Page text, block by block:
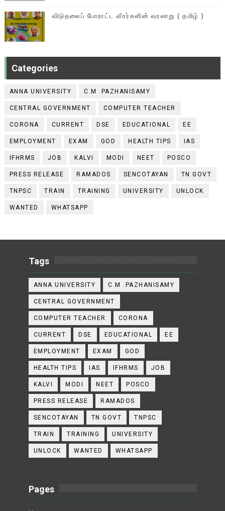
விடுதலைப் போராட்ட வீரர்களின் வரலாறு ( தமிழ் )
Categories
ANNA UNIVERSITY C.M .PAZHANISAMY
CENTRAL GOVERNMENT COMPUTER TEACHER
CORONA CURRENT DSE EDUCATIONAL EE
EMPLOYMENT EXAM GOD HEALTH TIPS IAS
IFHRMS JOB KALVI MODI NEET POSCO
PRESS RELEASE RAMADOS SENCOTAYAN TN GOVT
TNPSC TRAIN TRAINING UNIVERSITY UNLOCK
WANTED WHATSAPP
Tags
ANNA UNIVERSITY C.M .PAZHANISAMY
CENTRAL GOVERNMENT
COMPUTER TEACHER CORONA
CURRENT DSE EDUCATIONAL EE
EMPLOYMENT EXAM GOD
HEALTH TIPS IAS IFHRMS JOB
KALVI MODI NEET POSCO
PRESS RELEASE RAMADOS
SENCOTAYAN TN GOVT TNPSC
TRAIN TRAINING UNIVERSITY
UNLOCK WANTED WHATSAPP
Pages